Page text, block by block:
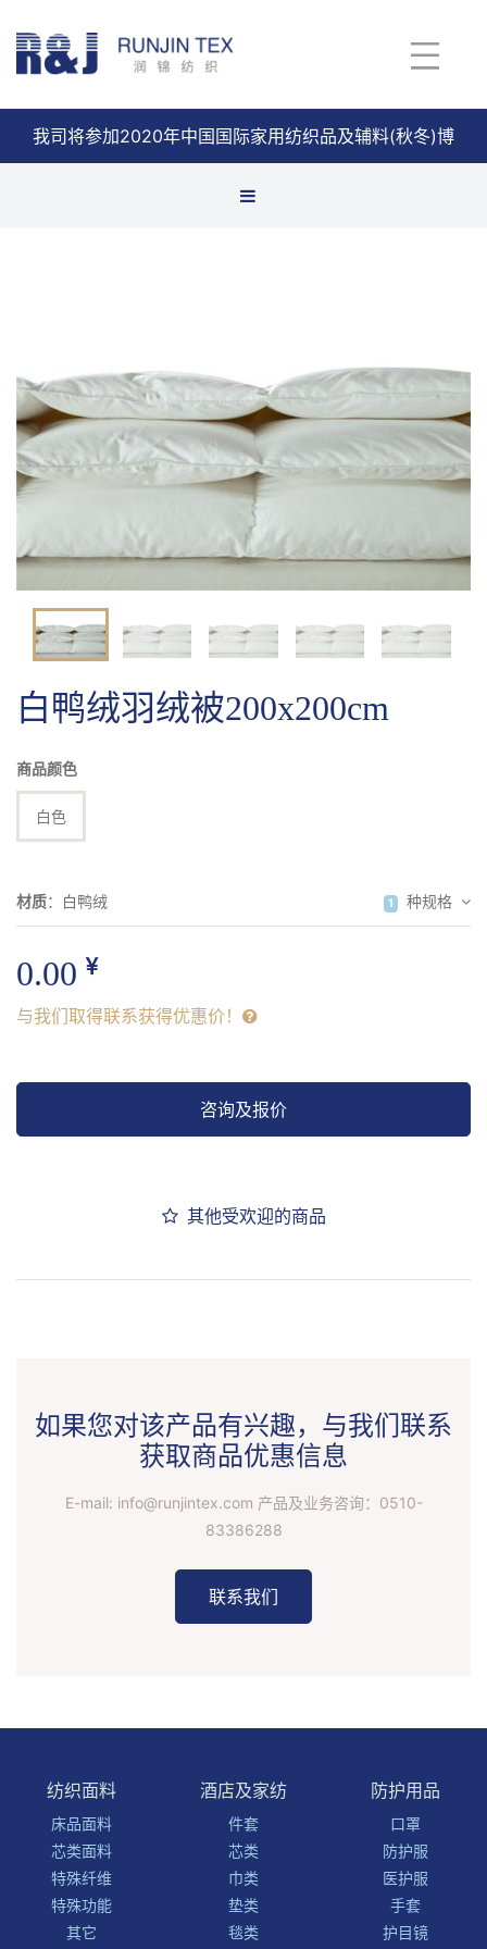
我司将参加2020年中国国际家用纺织品及辅料(秋冬)博
查看详情
巾类
垫类
毯类
拖鞋
其它
白鸭绒羽绒被200x200cm
商品颜色
白色
材质： 白鸭绒 1 种规格
0.00
与我们取得联系获得优惠价！
咨询及报价
其他受欢迎的商品
如果您对该产品有兴趣，与我们联系
获取商品优惠信息
E-mail: info@runjintex.com 产品及业务咨询： 0510-
83386288
联系我们
纺织面料
床品面料
芯类面料
特殊纤维
特殊功能
其它
酒店及家纺
件套
芯类
巾类
垫类
毯类
防护用品
口罩
防护服
医护服
手套
护目镜